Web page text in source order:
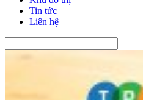
Tin tức
Liên hệ